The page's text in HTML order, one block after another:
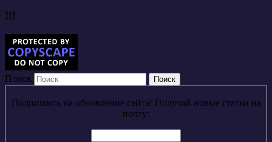
!!!
Поиск
Подпишись на обновление сайта! Получай новые статьи на
почту: